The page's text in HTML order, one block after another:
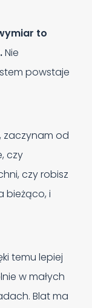
to
Nie
powstaje
zaczynam od
czy
czy robisz
bieżąco, i
temu lepiej
w małych
Blat ma